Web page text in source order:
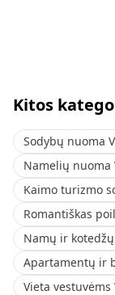
Kitos
Sodybų nuoma
Namelių nuoma
Kaimo turizmo
Romantiškas
Namų ir
Apartamentų ir
Vieta